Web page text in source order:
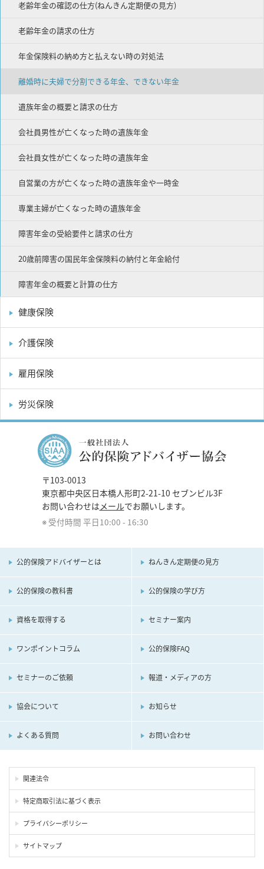
老齢年金の確認の仕方(ねんきん定期便の見方)
老齢年金の請求の仕方
年金保険料の納め方と払えない時の対処法
離婚時に夫婦で分割できる年金、できない年金
遺族年金の概要と請求の仕方
会社員男性が亡くなった時の遺族年金
会社員女性が亡くなった時の遺族年金
自営業の方が亡くなった時の遺族年金や一時金
専業主婦が亡くなった時の遺族年金
障害年金の受給要件と請求の仕方
20歳前障害の国民年金保険料の納付と年金給付
障害年金の概要と計算の仕方
健康保険
介護保険
雇用保険
労災保険
〒103-0013
東京都中央区日本橋人形町2-21-10 セブンビル3F
お問い合わせはメールでお願いします。
受付時間 平日10:00 - 16:30
公的保険アドバイザーとは ねんきん定期便の見方
公的保険の教科書 公的保険の学び方
資格を取得する セミナー案内
ワンポイントコラム 公的保険FAQ
セミナーのご依頼 報道・メディアの方
協会について お知らせ
よくある質問 お問い合わせ
関連法令
特定商取引法に基づく表示
プライバシーポリシー
サイトマップ